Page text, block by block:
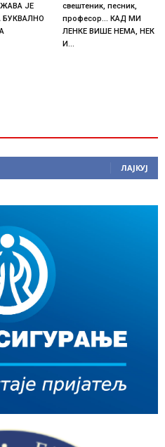
ЈЕ
БУКВАЛНО
свештеник, песник,
професор… КАД МИ
ЛЕНКЕ ВИШЕ НЕМА, НЕК
И…
ЛАЈКУЈ